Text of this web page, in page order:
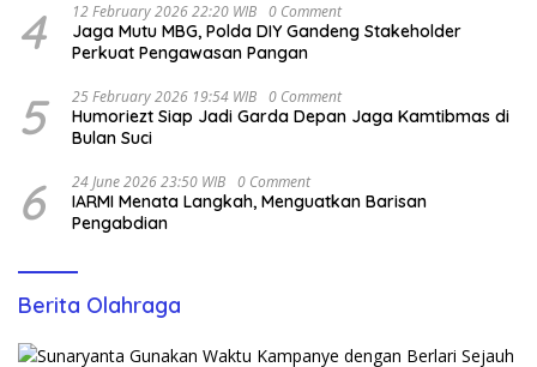
4 12 February 2026 22:20 WIB 0 Comment
Jaga Mutu MBG, Polda DIY Gandeng Stakeholder
Perkuat Pengawasan Pangan
5 25 February 2026 19:54 WIB 0 Comment
Humoriezt Siap Jadi Garda Depan Jaga Kamtibmas di
Bulan Suci
6 24 June 2026 23:50 WIB 0 Comment
IARMI Menata Langkah, Menguatkan Barisan
Pengabdian
Berita Olahraga